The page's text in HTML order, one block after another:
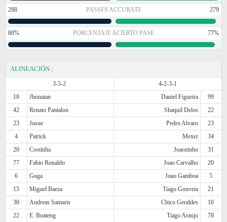
288 PASSES ACCURATE 279
80% PORCENTAJE ACIERTO PASE 77%
ALINEACIÓN :
3-5-2
4-2-3-1
18
Jhonatan Daniel Figueira
99
42
Renato Pantalon Shaquil Delos
22
23
Josue Pedro Alvaro
23
4
Patrick Mexer
34
20
Costinha Joaozinho
31
77
Fabio Ronaldo Joao Carvalho
20
6
Guga Joao Gamboa
5
15
Miguel Baeza Tiago Gouveia
21
30
Andreas Samaris Chico Geraldes
10
22
E. Boateng Tiago Araujo
78